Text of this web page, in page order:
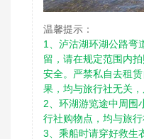
温馨提示：
1、泸沽湖环湖公路弯
留，请在规定范围内
安全。严禁私自去租
果，均与旅行社无关，
2、环湖游览途中周围
行社购物点，均与旅行
3、乘船时请穿好救生